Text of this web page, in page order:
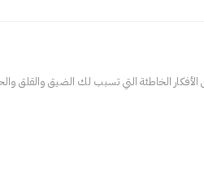
الخاطئة التي تسبب لك الضيق والقلق